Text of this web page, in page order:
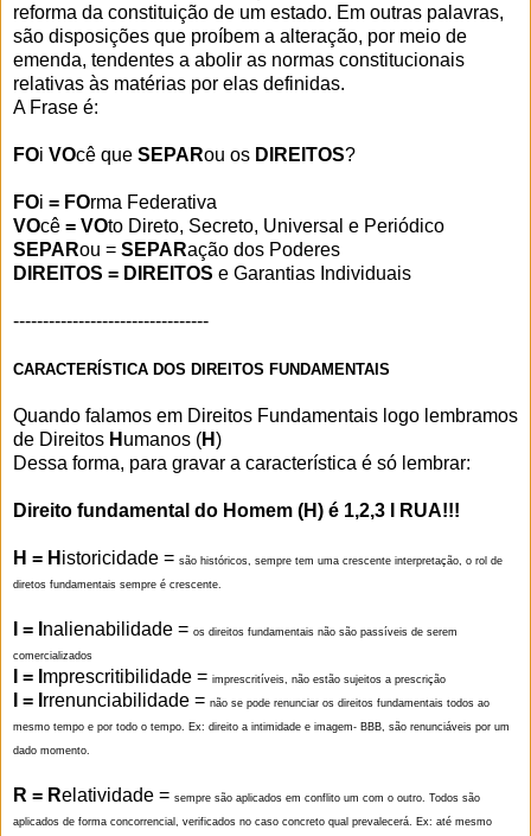
reforma da constituição de um estado. Em outras palavras,
são disposições que proíbem a alteração, por meio de
emenda, tendentes a abolir as normas constitucionais
relativas às matérias por elas definidas.
A Frase é:
FOi VOcê que SEPARou os DIREITOS?
FOi = FOrma Federativa
VOcê = VOto Direto, Secreto, Universal e Periódico
SEPARou = SEPARação dos Poderes
DIREITOS = DIREITOS e Garantias Individuais
---------------------------------
CARACTERÍSTICA DOS DIREITOS FUNDAMENTAIS
Quando falamos em Direitos Fundamentais logo lembramos
de Direitos H umanos (H)
Dessa forma, para gravar a característica é só lembrar:
Direito fundamental do Homem (H) é 1,2,3 I RUA!!!
H = H istoricidade = são históricos, sempre tem uma crescente interpretação, o rol de
diretos fundamentais sempre é crescente.
I = I nalienabilidade = os direitos fundamentais não são passíveis de serem
comercializados
I = I mprescritibilidade = imprescritíveis, não estão sujeitos a prescrição
I = I rrenunciabilidade = não se pode renunciar os direitos fundamentais todos ao
mesmo tempo e por todo o tempo. Ex: direito a intimidade e imagem- BBB, são renunciáveis por um
dado momento.
R = Relatividade = sempre são aplicados em conflito um com o outro. Todos são
aplicados de forma concorrencial, verificados no caso concreto qual prevalecerá. Ex: até mesmo